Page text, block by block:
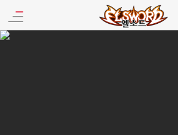
엘소드 프로모션